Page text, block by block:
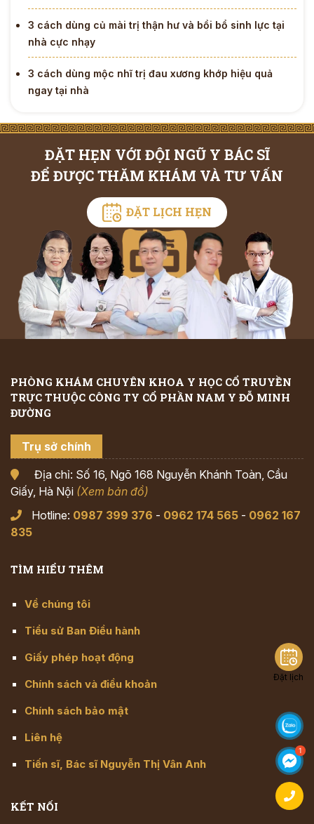
3 cách dùng củ mài trị thận hư và bồi bổ sinh lực tại
nhà cực nhạy
3 cách dùng mộc nhĩ trị đau xương khớp hiệu quả
ngay tại nhà
ĐẶT HẸN VỚI ĐỘI NGŨ Y BÁC SĨ
ĐỂ ĐƯỢC THĂM KHÁM VÀ TƯ VẤN
ĐẶT LỊCH HẸN
PHÒNG KHÁM CHUYÊN KHOA Y HỌC CỔ TRUYỀN
TRỰC THUỘC CÔNG TY CỔ PHẦN NAM Y ĐỖ MINH
ĐƯỜNG
Trụ sở chính
Địa chỉ: Số 16, Ngõ 168 Nguyễn Khánh Toàn, Cầu
Giấy, Hà Nội (Xem bản đồ)
Hotline: 0987 399 376 - 0962 174 565 - 0962 167
835
TÌM HIỂU THÊM
Về chúng tôi
Tiểu sử Ban Điều hành
Giấy phép hoạt động
Chính sách và điều khoản
Chính sách bảo mật
Liên hệ
Tiến sĩ, Bác sĩ Nguyễn Thị Vân Anh
KẾT NỐI
Đặt lịch